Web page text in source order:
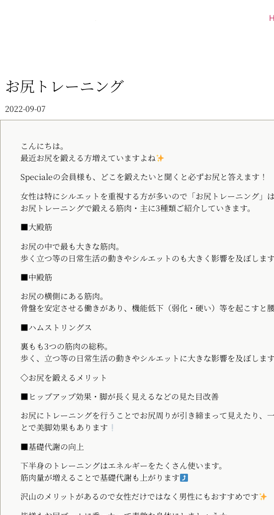
お尻トレーニング
2022-09-07
こんにちは。
最近お尻を鍛える方増えていますよね
Specialeの会員様も、どこを鍛えたいと聞くと必ずお尻と答えます！
女性は特にシルエットを重視する方が多いので「お尻トレーニング」は
お尻トレーニングで鍛える筋肉・主に3種類ご紹介していきます。
■大殿筋
お尻の中で最も大きな筋肉。
歩く立つ等の日常生活の動きやシルエットのも大きく影響を及ぼします
■中殿筋
お尻の横側にある筋肉。
骨盤を安定させる働きがあり、機能低下（弱化・硬い）等を起こすと
■ハムストリングス
裏もも3つの筋肉の総称。
歩く、立つ等の日常生活の動きやシルエットに大きな影響を及ぼします
◇お尻を鍛えるメリット
■ヒップアップ効果・脚が長く見えるなどの見た目改善
お尻にトレーニングを行うことでお尻周りが引き締まって見えたり、
とで美脚効果もあります
■基礎代謝の向上
下半身のトレーニングはエネルギーをたくさん使います。
筋肉量が増えることで基礎代謝も上がります
沢山のメリットがあるので女性だけではなく男性にもおすすめです